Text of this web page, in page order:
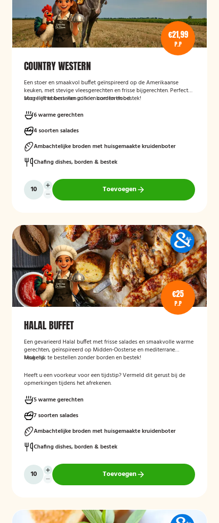
€21,99
P.P
COUNTRY WESTERN
Een stoer en smaakvol buffet geïnspireerd op de Amerikaanse
keuken, met stevige vleesgerechten en frisse bijgerechten. Perfect
voor liefhebbers van grill- en comfortfood.
Mogelijk te bestellen zonder borden en bestek!
6 warme gerechten
4 soorten salades
Ambachtelijke broden met huisgemaakte kruidenboter
Chafing dishes, borden & bestek
Toevoegen
€25
P.P
HALAL BUFFET
Een gevarieerd Halal buffet met frisse salades en smaakvolle warme
gerechten, geïnspireerd op Midden-Oosterse en mediterrane
keukens.
Mogelijk te bestellen zonder borden en bestek!
Heeft u een voorkeur voor een tijdstip? Vermeld dit gerust bij de
opmerkingen tijdens het afrekenen.
5 warme gerechten
7 soorten salades
Ambachtelijke broden met huisgemaakte kruidenboter
Chafing dishes, borden & bestek
Toevoegen